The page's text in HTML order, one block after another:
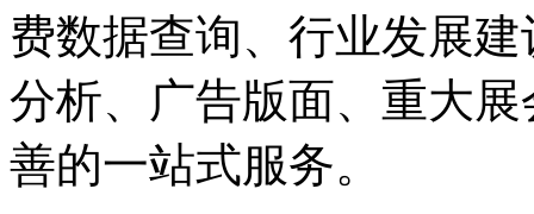
费数据查询、行业发展
分析、广告版面、重大
善的一站式服务。